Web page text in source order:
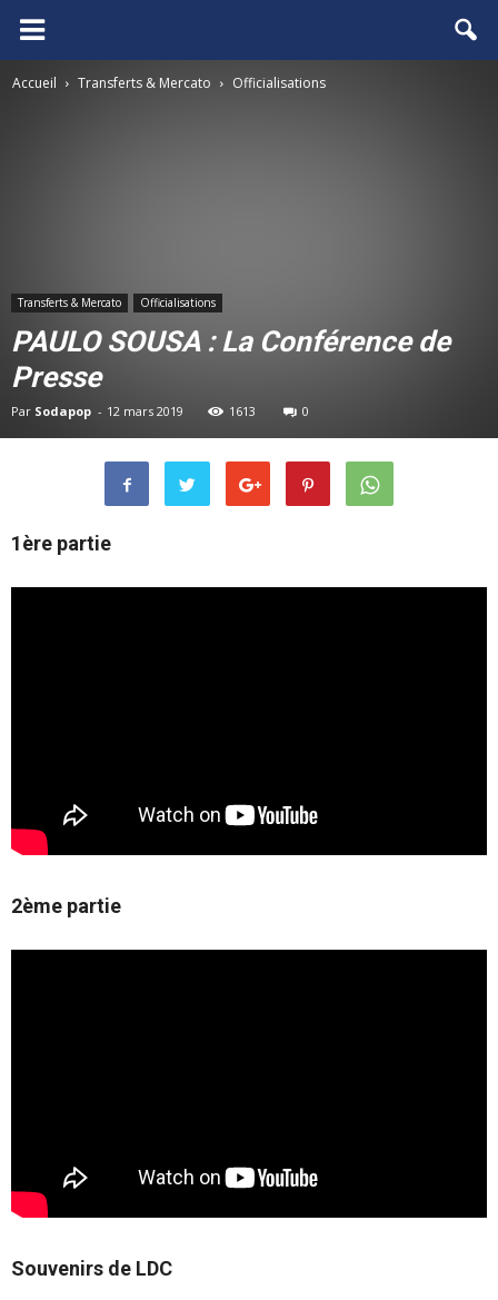
FCGB.net
Accueil Transferts & Mercato Officialisations
Transferts & Mercato Officialisations
PAULO SOUSA : La Conférence de
Presse
Par Sodapop - 12 mars 2019 1613 0
1ère partie
2ème partie
Souvenirs de LDC